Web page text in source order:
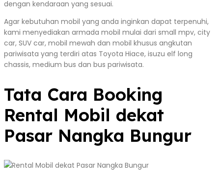
dengan kendaraan yang sesuai.
Agar kebutuhan mobil yang anda inginkan dapat terpenuhi,
kami menyediakan armada mobil mulai dari small mpv, city
car, SUV car, mobil mewah dan mobil khusus angkutan
pariwisata yang terdiri atas Toyota Hiace, isuzu elf long
chassis, medium bus dan bus pariwisata.
Tata Cara Booking
Rental Mobil dekat
Pasar Nangka Bungur